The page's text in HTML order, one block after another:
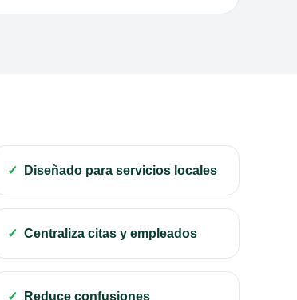
Diseñado para servicios locales
Centraliza citas y empleados
Reduce confusiones